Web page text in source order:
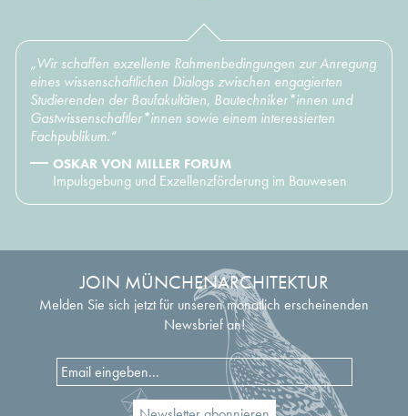
„Wir schaffen exzellente Rahmenbedingungen zur Anregung
eines wissenschaftlichen Dialogs zwischen engagierten
Studierenden der Baufakultäten, Bautechniker*innen und
Gastwissenschaftler*innen sowie einem interessierten
Fachpublikum.“
OSKAR VON MILLER FORUM
Impulsgebung und Exzellenzförderung im Bauwesen
JOIN MÜNCHENARCHITEKTUR
Melden Sie sich jetzt für unseren monatlich erscheinenden
Newsbrief an!